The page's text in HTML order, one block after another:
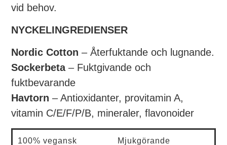
vid behov.
NYCKELINGREDIENSER
Nordic Cotton – Återfuktande och lugnande.
Sockerbeta– Fuktgivande och
fuktbevarande
Havtorn – Antioxidanter, provitamin A,
vitamin C/E/F/P/B, mineraler, flavonoider
100% vegansk
Mjukgörande